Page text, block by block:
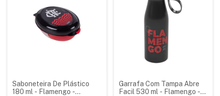
Saboneteira De Plástico
180 ml - Flamengo -
Garrafa Com Tampa Abre
Facil 530 ml - Flamengo -